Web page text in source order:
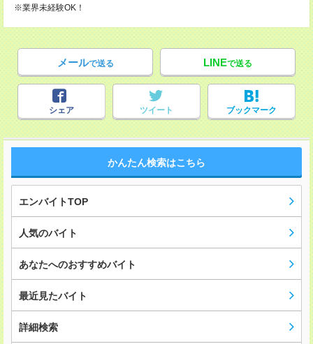
※業界未経験OK！
メールで送る LINEで送る
シェア ツイート ブックマーク
かんたん検索はこちら
エンバイトTOP
人気のバイト
あなたへのおすすめバイト
最近見たバイト
詳細検索